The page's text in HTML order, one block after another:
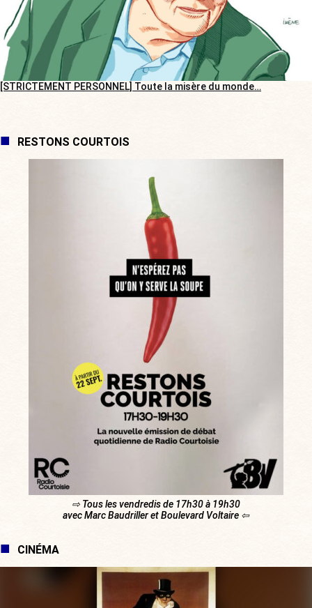
[STRICTEMENT PERSONNEL] Toute la misère du monde…
RESTONS COURTOIS
⇨ Tous les vendredis de 17h30 à 19h30
avec Marc Baudriller et Boulevard Voltaire ⇦
CINÉMA